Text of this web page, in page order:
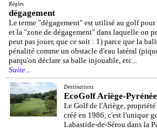
Règles
dégagement
Le terme "dégagement" est utilisé au golf
et la "zone de dégagement" dans laquelle on
peut pas jouer, que ce soit : 1) parce que la
pénalité comme un obstacle d'eau latéral
parqu'on déclare sa balle injouable, etc...
Suite...
Destinations
EcoGolf Ariège-
Le Golf de l'Ariège,
créé en 1986, c'est l'unique
Labastide-de-Sérou dans la